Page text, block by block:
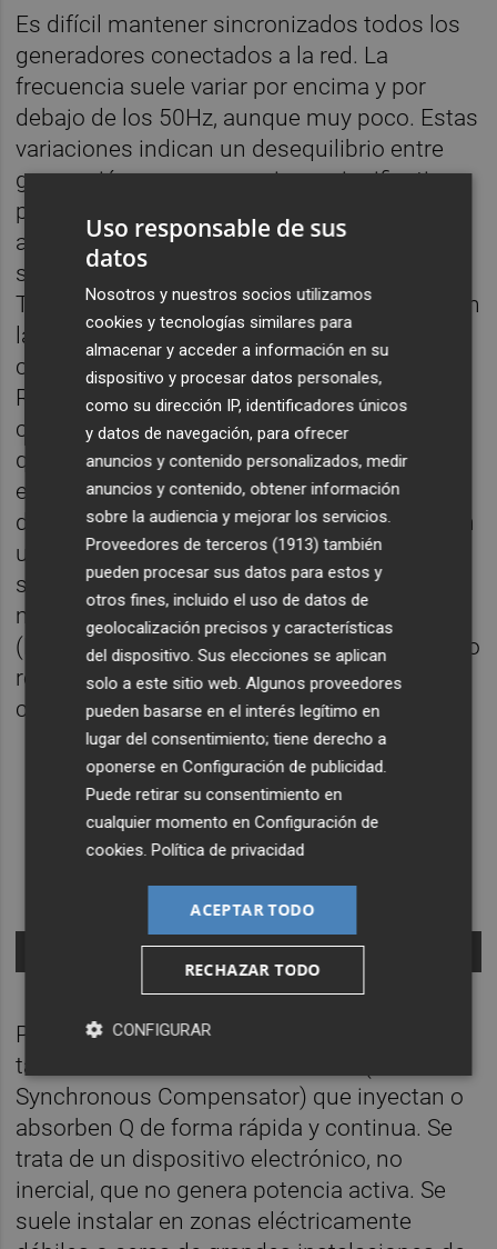
Es difícil mantener sincronizados todos los
generadores conectados a la red. La
frecuencia suele variar por encima y por
debajo de los 50Hz, aunque muy poco. Estas
variaciones indican un desequilibrio entre
generación y consumo; si son significativas
pueden causar daños en equipos y el que
algunas plantas generadoras de electricidad
se desconecten para evitar graves averías.
También es muy importante que el voltaje en
las líneas varíe lo menos posible y sea
compensado ante la variación del consumo.
Relacionado con todo esto aparece el
concepto de damping o amortiguamiento,
que es la capacidad que tiene el sistema
eléctrico para que las oscilaciones
desaparezcan por sí solas y en el que juegan
un papel fundamental los generadores
síncronos inerciales ayudados por un
mecanismo regulador denominado PSS
(Power System Stabilizer) que controla cómo
responde el generador cuando el sistema
comienza a oscilar.
Para el control de las variaciones de tensión
también se utilizan los STATCOM (Static
Synchronous Compensator) que inyectan o
absorben Q de forma rápida y continua. Se
trata de un dispositivo electrónico, no
inercial, que no genera potencia activa. Se
suele instalar en zonas eléctricamente
Uso responsable de sus
datos
Nosotros y nuestros socios utilizamos
cookies y tecnologías similares para
almacenar y acceder a información en su
dispositivo y procesar datos personales,
como su dirección IP, identificadores únicos
y datos de navegación, para ofrecer
anuncios y contenido personalizados, medir
anuncios y contenido, obtener información
sobre la audiencia y mejorar los servicios.
Proveedores de terceros (1913) también
pueden procesar sus datos para estos y
otros fines, incluido el uso de datos de
geolocalización precisos y características
del dispositivo. Sus elecciones se aplican
solo a este sitio web. Algunos proveedores
pueden basarse en el interés legítimo en
lugar del consentimiento; tiene derecho a
oponerse enConfiguración de publicidad.
Puede retirar su consentimiento en
cualquier momento enConfiguración de
cookies.Política de privacidad
ACEPTAR TODO
RECHAZAR TODO
CONFIGURAR